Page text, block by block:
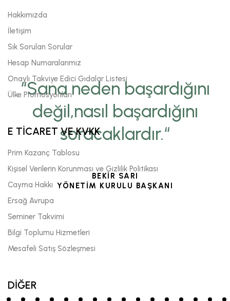
“Sana neden başardığını
değil,nasıl başardığını
soracaklardır.“
BEKİR SARI
YÖNETİM KURULU BAŞKANI
Hakkımızda
İletişim
Sık Sorulan Sorular
Hesap Numaralarımız
Onaylı Takviye Edici Gıdalar Listesi
Ülke Promosyonları
E TİCARET VE KVKK
Prim Kazanç Tablosu
Kişisel Verilerin Korunması ve Gizlilik Politikası
Cayma Hakkı
Ersağ Avrupa
Seminer Takvimi
Bilgi Toplumu Hizmetleri
Mesafeli Satış Sözleşmesi
DİĞER